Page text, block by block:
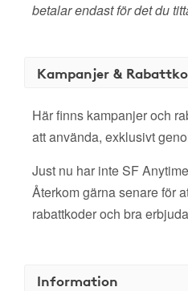
betalar endast för det du
Kampanjer &
Här finns kampanjer och
att använda, exklusivt
Just nu har inte SF
Återkom gärna senare för
rabattkoder och bra
Information